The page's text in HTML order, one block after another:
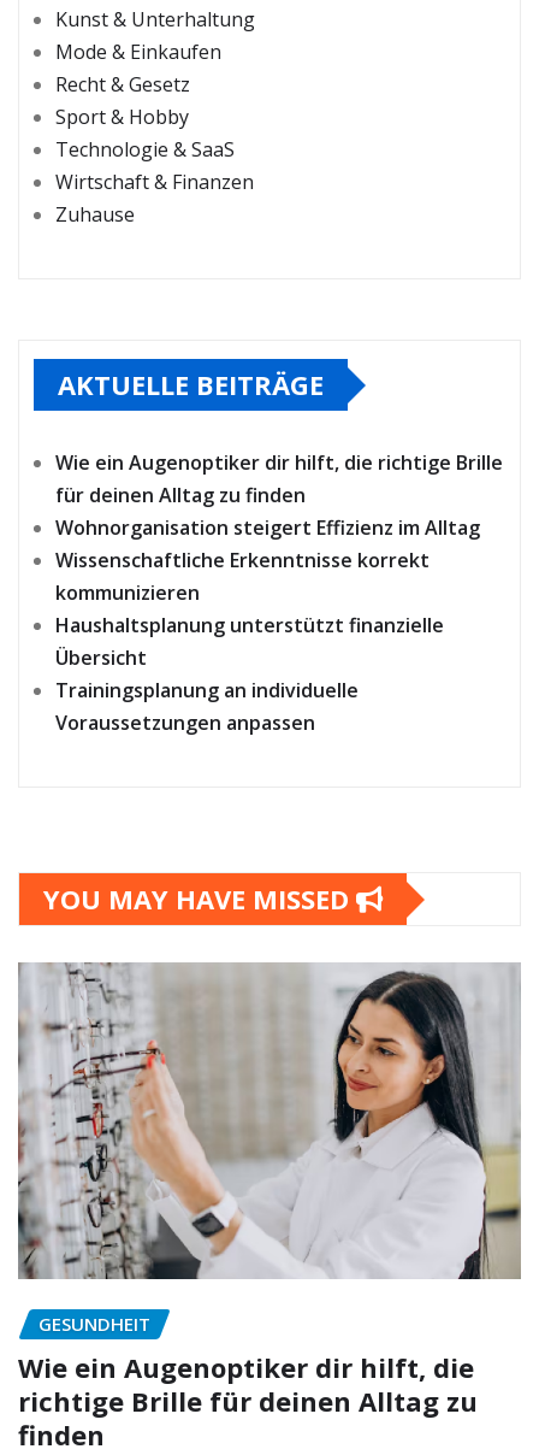
Kunst & Unterhaltung
Mode & Einkaufen
Recht & Gesetz
Sport & Hobby
Technologie & SaaS
Wirtschaft & Finanzen
Zuhause
AKTUELLE BEITRÄGE
Wie ein Augenoptiker dir hilft, die richtige Brille
für deinen Alltag zu finden
Wohnorganisation steigert Effizienz im Alltag
Wissenschaftliche Erkenntnisse korrekt
kommunizieren
Haushaltsplanung unterstützt finanzielle
Übersicht
Trainingsplanung an individuelle
Voraussetzungen anpassen
YOU MAY HAVE MISSED
GESUNDHEIT
Wie ein Augenoptiker dir hilft, die
richtige Brille für deinen Alltag zu
finden